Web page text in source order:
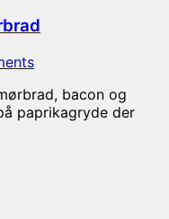
bacon og
paprikagryde der